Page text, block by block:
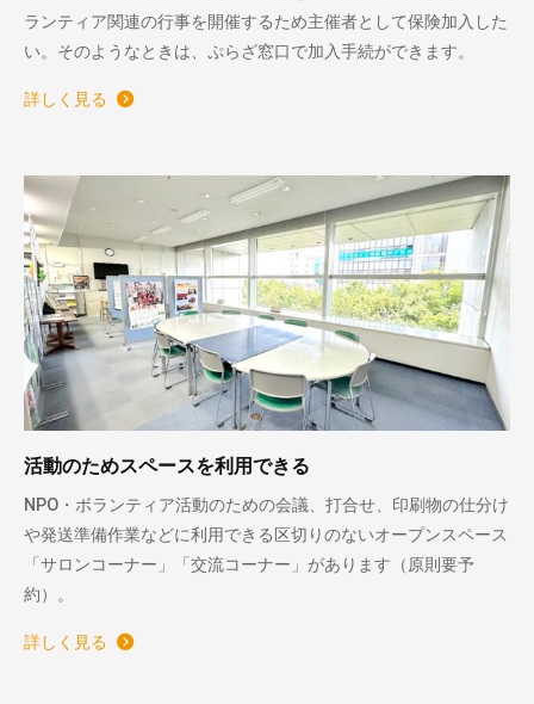
ランティア関連の行事を開催するため主催者として保険加入した
い。そのようなときは、ぷらざ窓口で加入手続ができます。
詳しく見る
活動のためスペースを利用できる
NPO・ボランティア活動のための会議、打合せ、印刷物の仕分け
や発送準備作業などに利用できる区切りのないオープンスペース
「サロンコーナー」「交流コーナー」があります（原則要予
約）。
詳しく見る